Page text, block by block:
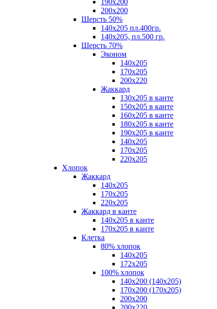
190х200
200х200
Шерсть 50%
140х205 пл.400гр.
140х205, пл.500 гр.
Шерсть 70%
Эконом
140х205
170х205
200х220
Жаккард
130х205 в канте
150х205 в канте
160х205 в канте
180х205 в канте
190х205 в канте
140х205
170х205
220х205
Хлопок
Жаккард
140x205
170х205
220х205
Жаккард в канте
140х205 в канте
170х205 в канте
Клетка
80% хлопок
140x205
172х205
100% хлопок
140x200 (140х205)
170x200 (170х205)
200х200